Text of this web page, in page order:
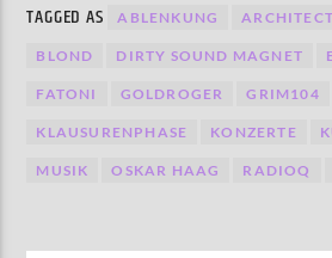
TAGGED AS ABLENKUNG
BLOND DIRTY SOUND MAGNET
FATONI GOLDROGER GRIM104
KLAUSURENPHASE KONZERTE
MUSIK OSKAR HAAG RADIOQ